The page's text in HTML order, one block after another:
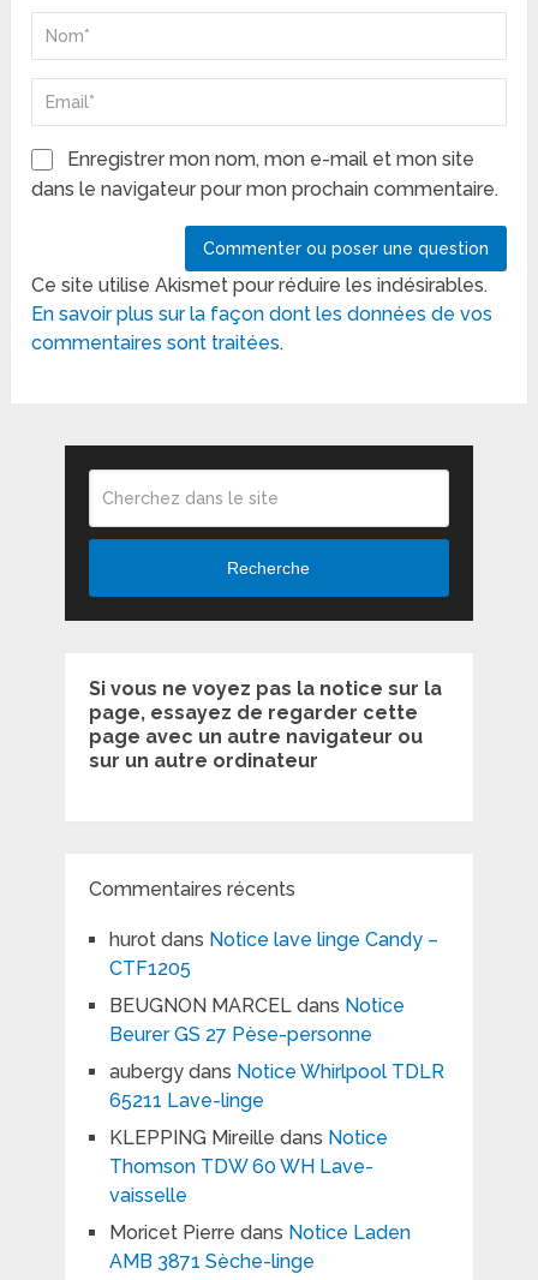
Enregistrer mon nom, mon e-mail et mon site
dans le navigateur pour mon prochain commentaire.
Ce site utilise Akismet pour réduire les indésirables.
En savoir plus sur la façon dont les données de vos
commentaires sont traitées.
Recherche
Si vous ne voyez pas la notice sur la
page, essayez de regarder cette
page avec un autre navigateur ou
sur un autre ordinateur
Commentaires récents
hurotdans Notice lave linge Candy –
CTF1205
BEUGNON MARCELdans Notice
Beurer GS 27 Pèse-personne
aubergydans Notice Whirlpool TDLR
65211 Lave-linge
KLEPPING Mireille dans Notice
Thomson TDW 60 WH Lave-
vaisselle
Moricet Pierre dans Notice Laden
AMB 3871 Sèche-linge